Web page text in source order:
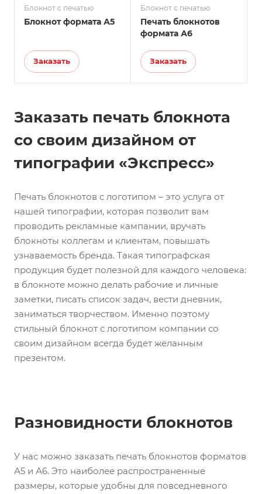
Блокнот с печатью
Блокнот формата А5
Заказать
Блокнот с печатью
Печать блокнотов
формата А6
Заказать
Заказать печать блокнота
со своим дизайном от
типографии «Экспресс»
Печать блокнотов с логотипом – это услуга от
нашей типографии, которая позволит вам
проводить рекламные кампании, вручать
блокноты коллегам и клиентам, повышать
узнаваемость бренда. Такая типографская
продукция будет полезной для каждого человека:
в блокноте можно делать рабочие и личные
заметки, писать список задач, вести дневник,
заниматься творчеством. Именно поэтому
стильный блокнот с логотипом компании со
своим дизайном всегда будет желанным
презентом.
Разновидности блокнотов
У нас можно заказать печать блокнотов форматов
А5 и А6. Это наиболее распространенные
размеры, которые удобны для повседневного